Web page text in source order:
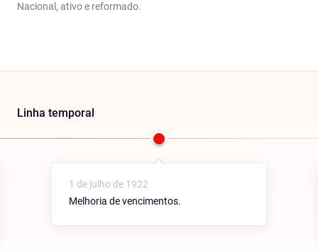
Nacional, ativo e reformado.
Linha temporal
1 de julho de 1922
Melhoria de vencimentos.